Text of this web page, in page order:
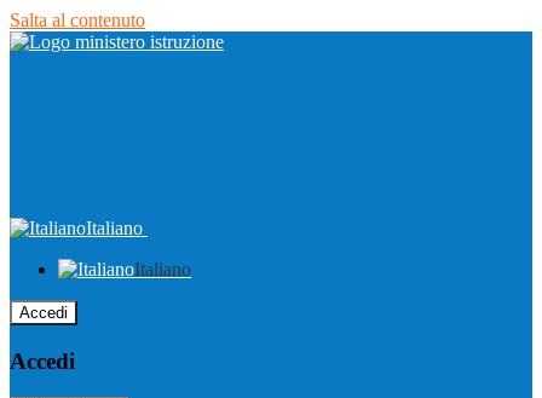
Salta al contenuto
Italiano
Italiano
Accedi
Accedi